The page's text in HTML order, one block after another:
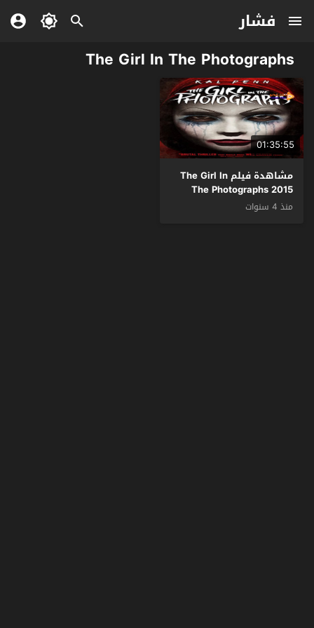
فشار
The Girl In The Photographs
01:35:55
مشاهدة فيلم The Girl In
The Photographs 2015
مترجم
منذ 4 سنوات